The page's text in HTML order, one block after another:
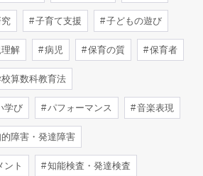
子育て支援 子どもの遊び
解 病児 保育の質 保育者
算数科教育法
学び パフォーマンス 音楽表現
障害・発達障害
ント 知能検査・発達検査